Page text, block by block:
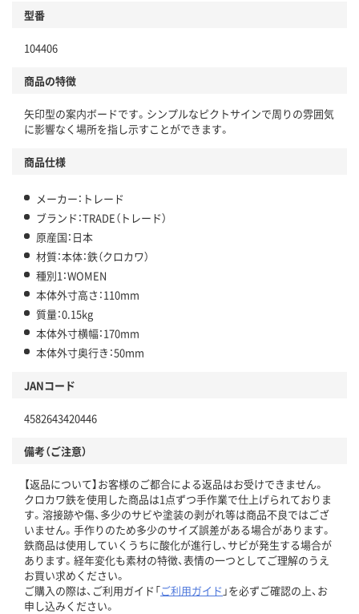
型番
104406
商品の特徴
矢印型の案内ボードです。シンプルなピクトサインで周りの雰囲気
に影響なく場所を指し示すことができます。
商品仕様
メーカー：トレード
ブランド：TRADE（トレード）
原産国：日本
材質：本体：鉄（クロカワ）
種別1：WOMEN
本体外寸高さ：110mm
質量：0.15kg
本体外寸横幅：170mm
本体外寸奥行き：50mm
JANコード
4582643420446
備考（ご注意）
【返品について】お客様のご都合による返品はお受けできません。
クロカワ鉄を使用した商品は1点ずつ手作業で仕上げられておりま
す。溶接跡や傷、多少のサビや塗装の剥がれ等は商品不良ではござ
いません。手作りのため多少のサイズ誤差がある場合があります。
鉄商品は使用していくうちに酸化が進行し、サビが発生する場合が
あります。経年変化も素材の特徴、表情の一つとしてご理解のうえ
お買い求めください。
ご購入の際は、ご利用ガイド「ご利用ガイド 」を必ずご確認の上、お
申し込みください。